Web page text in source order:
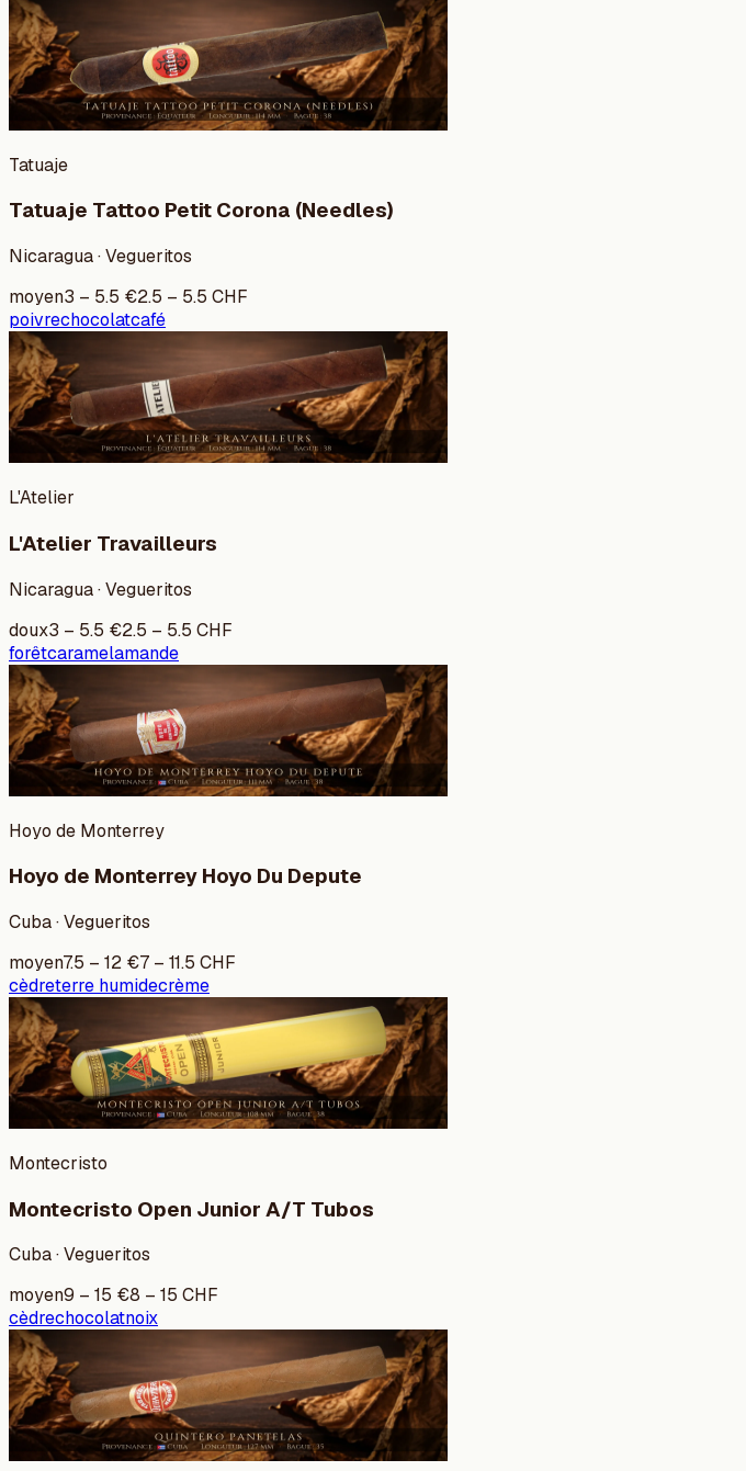
Tatuaje
Tatuaje Tattoo Petit Corona (Needles)
Nicaragua · Vegueritos
moyen3 – 5.5 €2.5 – 5.5 CHF
poivrechocolatcafé
L'Atelier
L'Atelier Travailleurs
Nicaragua · Vegueritos
doux3 – 5.5 €2.5 – 5.5 CHF
forêtcaramelamande
Hoyo de Monterrey
Hoyo de Monterrey Hoyo Du Depute
Cuba · Vegueritos
moyen7.5 – 12 €7 – 11.5 CHF
cèdreterre humidecrème
Montecristo
Montecristo Open Junior A/T Tubos
Cuba · Vegueritos
moyen9 – 15 €8 – 15 CHF
cèdrechocolatnoix